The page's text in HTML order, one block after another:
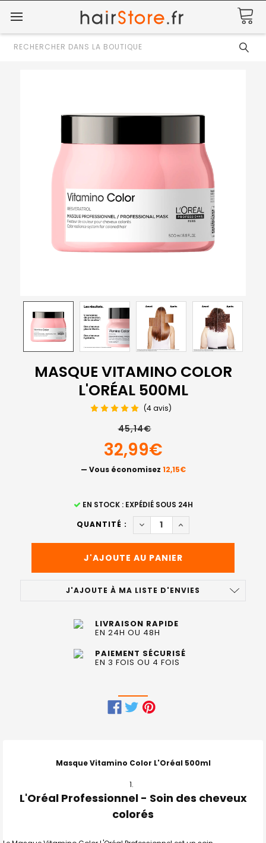
Rechercher
MASQUE VITAMINO COLOR
L'ORÉAL 500ML
(4 avis)
45,14€
32,99€
— Vous économisez 12,15€
EN STOCK : EXPÉDIÉ SOUS 24H
QUANTITÉ :
DIMINUER LA QUANTITÉ DE
AUGMENTER LA
J'AJOUTE À MA LISTE D'ENVIES
LIVRAISON RAPIDE
EN 24H OU 48H
PAIEMENT SÉCURISÉ
EN 3 FOIS OU 4 FOIS
ENSEMBLE
TOUT
LA
Masque Vitamino Color L'Oréal 500ml
L'Oréal Professionnel - Soin des cheveux
colorés